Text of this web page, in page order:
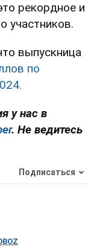
рекордное и
участников.
выпускница
по
у нас в
. Не ведитесь
Подписаться